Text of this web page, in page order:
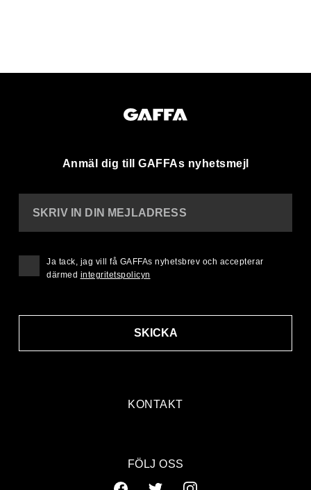
Anmäl dig till GAFFAs nyhetsmejl
KONTAKT
SKRIV IN DIN MEJLADRESS
SKICKA
Ja tack, jag vill få GAFFAs nyhetsbrev och accepterar
därmed integritetspolicyn
FÖLJ OSS